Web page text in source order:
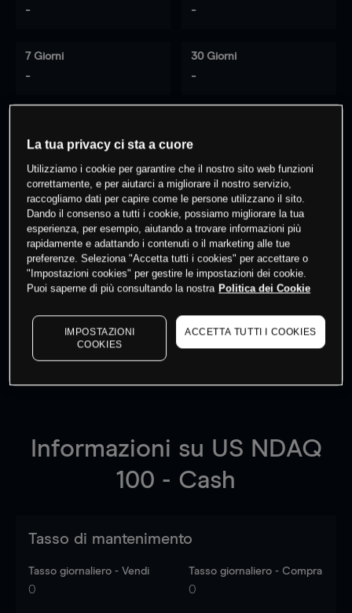
- -
7 Giorni
-
30 Giorni
-
0 % dei clienti hanno posizioni
questo prodotto
Fai trading
I prezzi sono solo indicativi.Accediper vedere gli ultimi
dati di mercato
to see latest market data
Informazioni su US NDAQ
100 - Cash
Tasso di mantenimento
Tasso giornaliero - Vendi
0
Tasso giornaliero - Compra
0
La tua privacy ci sta a cuore
Utilizziamo i cookie per garantire che il nostro sito web funzioni
correttamente, e per aiutarci a migliorare il nostro servizio,
raccogliamo dati per capire come le persone utilizzano il sito.
Dando il consenso a tutti i cookie, possiamo migliorare la tua
esperienza, per esempio, aiutando a trovare informazioni più
rapidamente e adattando i contenuti o il marketing alle tue
preferenze. Seleziona "Accetta tutti i cookies" per accettare o
"Impostazioni cookies" per gestire le impostazioni dei cookie.
Puoi saperne di più consultando la nostra Politica dei Cookie
IMPOSTAZIONI
COOKIES
ACCETTA TUTTI I COOKIES